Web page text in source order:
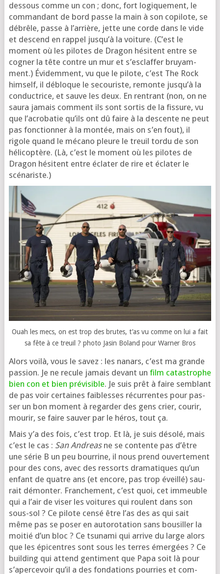
des­sous comme un con ; donc, fort logi­que­ment, le
com­man­dant de bord passe la main à son copi­lote, se
débrêle, passe à l’ar­rière, jette une corde dans le vide
et des­cend en rap­pel jus­qu’à la voi­ture. (C’est le
moment où les pilotes de Dragon hésitent entre se
cogner la tête contre un mur et s’esclaffer bruyam­
ment.) Évidemment, vu que le pilote, c’est The Rock
him­self, il débloque le secou­riste, remonte jus­qu’à la
conduc­trice, et sauve les deux. En ren­trant (non, on ne
sau­ra jamais com­ment ils sont sor­tis de la fis­sure, vu
que l’a­cro­ba­tie qu’ils ont dû faire à la des­cente ne peut
pas fonc­tion­ner à la mon­tée, mais on s’en fout), il
rigole quand le méca­no pleure le treuil tor­du de son
héli­co­ptère. (Là, c’est le moment où les pilotes de
Dragon hésitent entre écla­ter de rire et écla­ter le
scénariste.)
Ouah les mecs, on est trop des brutes, t’as vu comme on lui a fait
sa fête à ce treuil ? pho­to Jasin Boland pour Warner Bros
Alors voi­là, vous le savez : les nanars, c’est ma grande
pas­sion. Je ne recule jamais devant un film catas­trophe
bien con et bien pré­vi­sible. Je suis prêt à faire sem­blant
de pas voir cer­taines fai­blesses récur­rentes pour pas­
ser un bon moment à regar­der des gens crier, cou­rir,
mou­rir, se faire sau­ver par le héros, tout ça.
Mais y’a des fois, c’est trop. Et là, je suis déso­lé, mais
c’est le cas : San Andreasne se contente pas d’être
une série B un peu bour­rine, il nous prend ouver­te­ment
pour des cons, avec des res­sorts dra­ma­tiques qu’un
enfant de quatre ans (et encore, pas trop éveillé) sau­
rait démon­ter. Franchement, c’est quoi, cet immeuble
qui a l’air de viser les voi­tures qui roulent dans son
sous-sol ? Ce pilote cen­sé être l’as des as qui sait
même pas se poser en auto­ro­ta­tion sans bou­siller la
moi­tié d’un bloc ? Ce tsu­na­mi qui arrive du large alors
que les épi­centres sont sous les terres émer­gées ? Ce
buil­ding qui attend gen­ti­ment que Papa soit là pour
s’a­per­ce­voir qu’il a des fon­da­tions pour­ries et com­